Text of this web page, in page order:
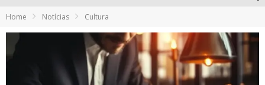
Yan traz a turnê nacional do PagodYANdo para Belo Horizonte
Home Notícias Cultura